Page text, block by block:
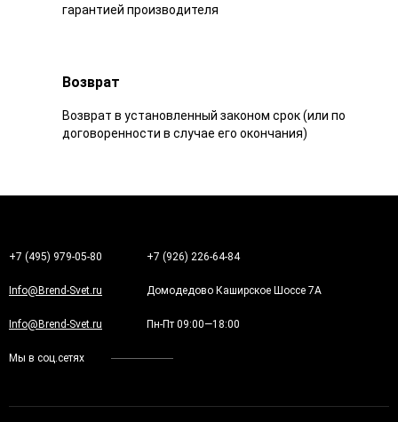
гарантией производителя
Возврат
Возврат в установленный законом срок (или по
договоренности в случае его окончания)
+7 (495) 979-05-80 +7 (926) 226-64-84
Info@Brend-Svet.ru Домодедово Каширское Шоссе 7А
Info@Brend-Svet.ru Пн-Пт 09:00—18:00
Мы в соц.сетях